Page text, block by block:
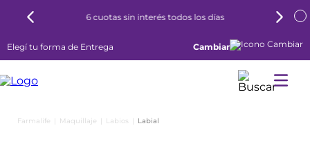
6 cuotas sin interés todos los días
Elegí tu forma de Entrega Cambiar
Maquillaje Labios Labial